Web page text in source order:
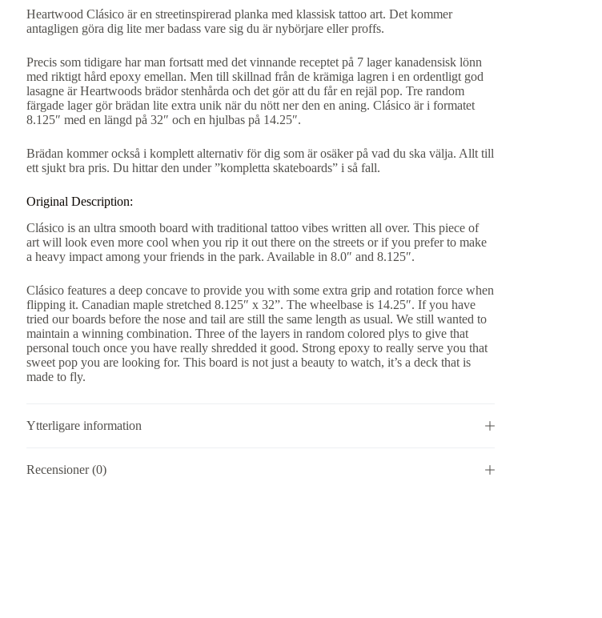
Heartwood Clásico är en streetinspirerad planka med klassisk tattoo art. Det kommer
antagligen göra dig lite mer badass vare sig du är nybörjare eller proffs.
Precis som tidigare har man fortsatt med det vinnande receptet på 7 lager kanadensisk lönn
med riktigt hård epoxy emellan. Men till skillnad från de krämiga lagren i en ordentligt god
lasagne är Heartwoods brädor stenhårda och det gör att du får en rejäl pop. Tre random
färgade lager gör brädan lite extra unik när du nött ner den en aning. Clásico är i formatet
8.125″ med en längd på 32″ och en hjulbas på 14.25″.
Brädan kommer också i komplett alternativ för dig som är osäker på vad du ska välja. Allt till
ett sjukt bra pris. Du hittar den under ”kompletta skateboards” i så fall.
Original Description:
Clásico is an ultra smooth board with traditional tattoo vibes written all over. This piece of
art will look even more cool when you rip it out there on the streets or if you prefer to make
a heavy impact among your friends in the park. Available in 8.0″ and 8.125″.
Clásico features a deep concave to provide you with some extra grip and rotation force when
flipping it. Canadian maple stretched 8.125″ x 32”. The wheelbase is 14.25″. If you have
tried our boards before the nose and tail are still the same length as usual. We still wanted to
maintain a winning combination. Three of the layers in random colored plys to give that
personal touch once you have really shredded it good. Strong epoxy to really serve you that
sweet pop you are looking for. This board is not just a beauty to watch, it’s a deck that is
made to fly.
Ytterligare information
Recensioner (0)